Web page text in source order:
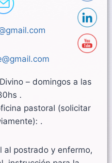
– domingos a las
.
pastoral (solicitar
.
al postrado y enfermo,